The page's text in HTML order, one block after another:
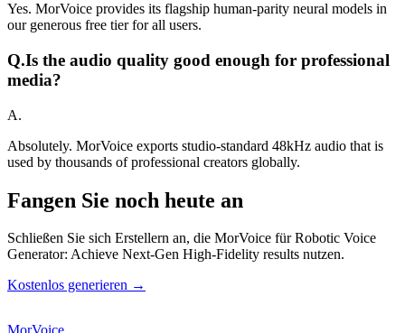
Yes. MorVoice provides its flagship human-parity neural models in
our generous free tier for all users.
Q.Is the audio quality good enough for professional
media?
A.
Absolutely. MorVoice exports studio-standard 48kHz audio that is
used by thousands of professional creators globally.
Fangen Sie noch heute an
Schließen Sie sich Erstellern an, die MorVoice für Robotic Voice
Generator: Achieve Next-Gen High-Fidelity results nutzen.
Kostenlos generieren →